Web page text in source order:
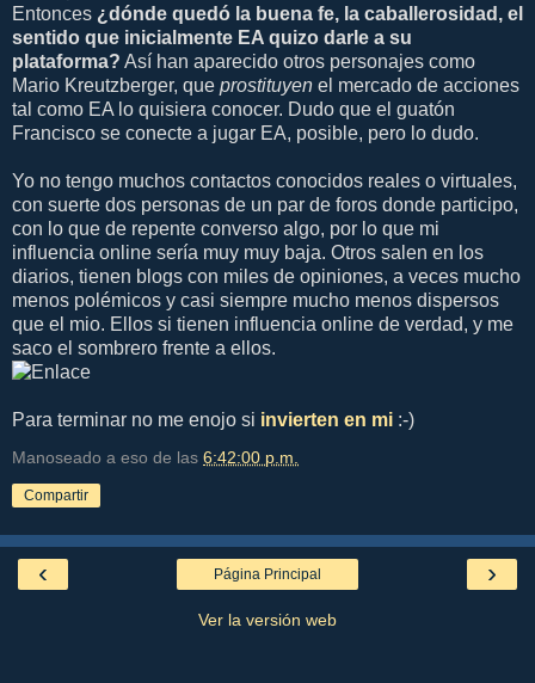
Entonces ¿dónde quedó la buena fe, la caballerosidad, el
sentido que inicialmente EA quizo darle a su
plataforma? Así han aparecido otros personajes como
Mario Kreutzberger, que prostituyen el mercado de acciones
tal como EA lo quisiera conocer. Dudo que el guatón
Francisco se conecte a jugar EA, posible, pero lo dudo.
Yo no tengo muchos contactos conocidos reales o virtuales,
con suerte dos personas de un par de foros donde participo,
con lo que de repente converso algo, por lo que mi
influencia online sería muy muy baja. Otros salen en los
diarios, tienen blogs con miles de opiniones, a veces mucho
menos polémicos y casi siempre mucho menos dispersos
que el mio. Ellos si tienen influencia online de verdad, y me
saco el sombrero frente a ellos.
Para terminar no me enojo si invierten en mi :-)
Manoseado a eso de las 6:42:00 p.m.
Compartir
‹ ›
Página Principal
Ver la versión web